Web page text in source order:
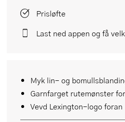
Myk lin- og
Garnfarget rutemønster
Vevd Lexington-logo foran
Prisløfte
Last ned appen og få